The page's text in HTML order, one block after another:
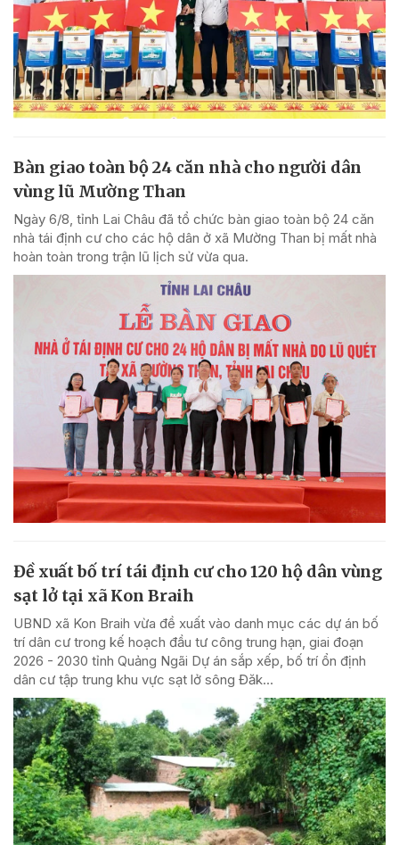
Bàn giao toàn bộ 24 căn nhà cho người dân
vùng lũ Mường Than
Ngày 6/8, tỉnh Lai Châu đã tổ chức bàn giao toàn bộ 24 căn
nhà tái định cư cho các hộ dân ở xã Mường Than bị mất nhà
hoàn toàn trong trận lũ lịch sử vừa qua.
Đề xuất bố trí tái định cư cho 120 hộ dân vùng
sạt lở tại xã Kon Braih
UBND xã Kon Braih vừa đề xuất vào danh mục các dự án bố
trí dân cư trong kế hoạch đầu tư công trung hạn, giai đoạn
2026 - 2030 tỉnh Quảng Ngãi Dự án sắp xếp, bố trí ổn định
dân cư tập trung khu vực sạt lở sông Đăk...